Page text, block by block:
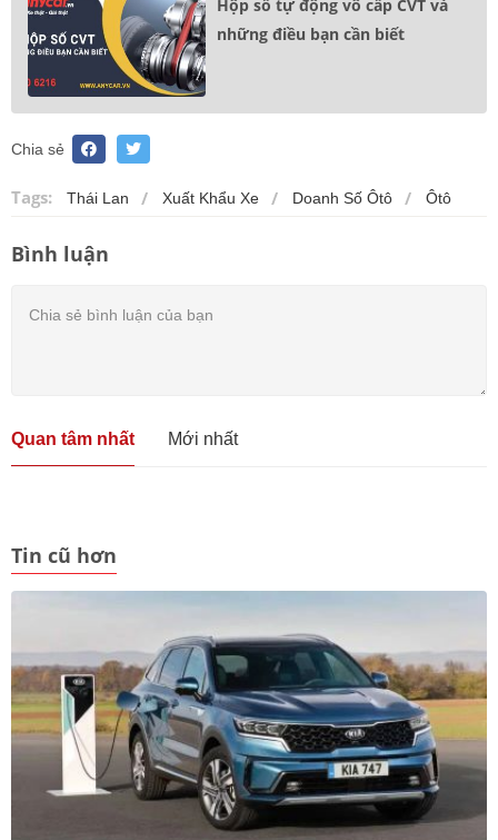
Hộp số tự động vô cấp CVT và
những điều bạn cần biết
Chia sẻ
Tags: Thái Lan Xuất Khẩu Xe Doanh Số Ôtô Ôtô
Bình luận
Quan tâm nhất Mới nhất
Tin cũ hơn